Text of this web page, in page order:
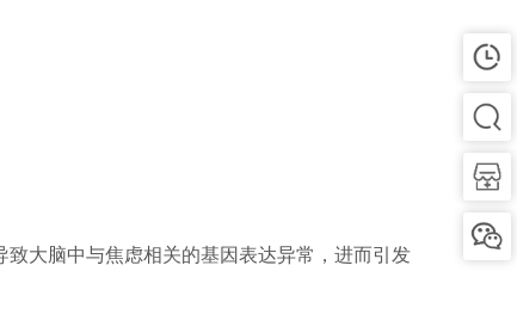
大脑中与焦虑相关的基因表达异常，进而引发